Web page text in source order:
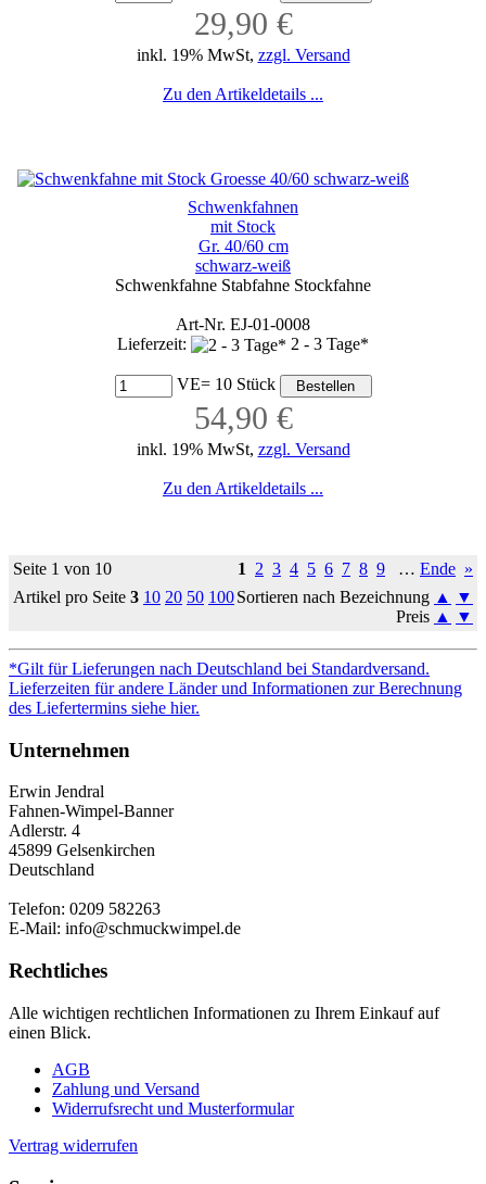
29,90 €
inkl. 19% MwSt, zzgl. Versand
Zu den Artikeldetails ...
Schwenkfahnen
mit Stock
Gr. 40/60 cm
schwarz-weiß
Schwenkfahne Stabfahne Stockfahne
Art-Nr. EJ-01-0008
Lieferzeit:
2 - 3 Tage*
VE= 10 Stück
54,90 €
inkl. 19% MwSt, zzgl. Versand
Zu den Artikeldetails ...
Seite 1 von 10 1 2 3 4 5 6 7 8 9 … Ende »
Artikel pro Seite 3 10 20 50 100Sortieren nach Bezeichnung ▲
▼
Preis ▲ ▼
*Gilt für Lieferungen nach Deutschland bei Standardversand.
Lieferzeiten für andere Länder und Informationen zur Berechnung
des Liefertermins siehe hier.
Unternehmen
Erwin Jendral
Fahnen-Wimpel-Banner
Adlerstr. 4
45899 Gelsenkirchen
Deutschland
Telefon: 0209 582263
E-Mail: info@schmuckwimpel.de
Rechtliches
Alle wichtigen rechtlichen Informationen zu Ihrem Einkauf auf
einen Blick.
AGB
Zahlung und Versand
Widerrufsrecht und Musterformular
Vertrag widerrufen